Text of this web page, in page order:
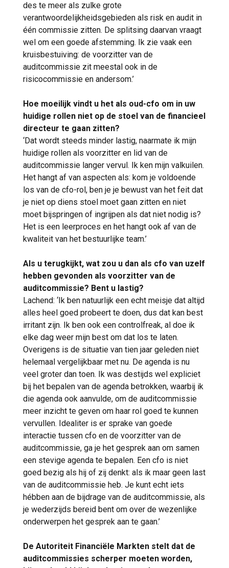
des te meer als zulke grote
verantwoordelijkheidsgebieden als risk en audit in
één commissie zitten. De splitsing daarvan vraagt
wel om een goede afstemming. Ik zie vaak een
kruisbestuiving: de voorzitter van de
auditcommissie zit meestal ook in de
risicocommissie en andersom.’
Hoe moeilijk vindt u het als oud-cfo om in uw
huidige rollen niet op de stoel van de financieel
directeur te gaan zitten?
‘Dat wordt steeds minder lastig, naarmate ik mijn
huidige rollen als voorzitter en lid van de
auditcommissie langer vervul. Ik ken mijn valkuilen.
Het hangt af van aspecten als: kom je voldoende
los van de cfo-rol, ben je je bewust van het feit dat
je niet op diens stoel moet gaan zitten en niet
moet bijspringen of ingrijpen als dat niet nodig is?
Het is een leerproces en het hangt ook af van de
kwaliteit van het bestuurlijke team.’
Als u terugkijkt, wat zou u dan als cfo van uzelf
hebben gevonden als voorzitter van de
auditcommissie? Bent u lastig?
Lachend: ‘Ik ben natuurlijk een echt meisje dat altijd
alles heel goed probeert te doen, dus dat kan best
irritant zijn. Ik ben ook een controlfreak, al doe ik
elke dag weer mijn best om dat los te laten.
Overigens is de situatie van tien jaar geleden niet
helemaal vergelijkbaar met nu. De agenda is nu
veel groter dan toen. Ik was destijds wel expliciet
bij het bepalen van de agenda betrokken, waarbij ik
die agenda ook aanvulde, om de auditcommissie
meer inzicht te geven om haar rol goed te kunnen
vervullen. Idealiter is er sprake van goede
interactie tussen cfo en de voorzitter van de
auditcommissie, ga je het gesprek aan om samen
een stevige agenda te bepalen. Een cfo is niet
goed bezig als hij of zij denkt: als ik maar geen last
van de auditcommissie heb. Je kunt echt iets
hébben aan de bijdrage van de auditcommissie, als
je wederzijds bereid bent om over de wezenlijke
onderwerpen het gesprek aan te gaan.’
De Autoriteit Financiële Markten stelt dat de
auditcommissies scherper moeten worden,